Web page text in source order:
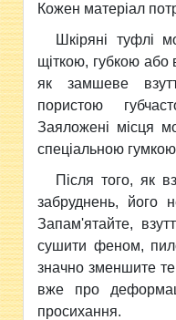
Кожен матеріал
Шкіряні туфлі
щіткою, губкою або
як замшеве
пористою
Заяложені місця
спеціальною
Після того, як
забруднень, його
Запам'ятайте,
сушити феном,
значно зменшите
вже про
просихання.